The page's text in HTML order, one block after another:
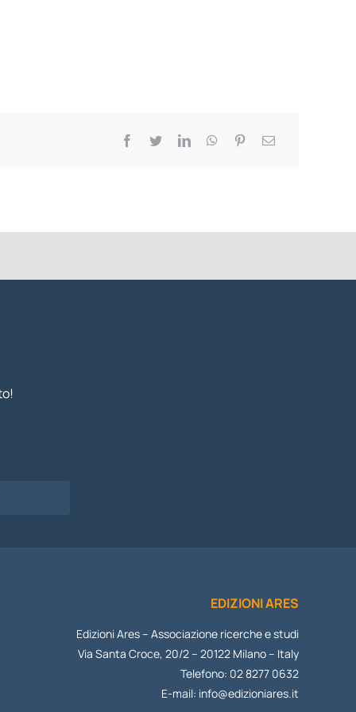
EDIZIONI ARES
Edizioni Ares – Associazione ricerche e studi
Via Santa Croce, 20/2 – 20122 Milano – Italy
Telefono: 02 8277 0632
E-mail: info@edizioniares.it